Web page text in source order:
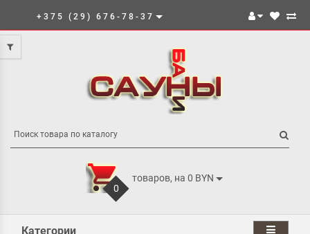
+375 (29) 676-78-37
0
товаров, на 0 BYN
Категории